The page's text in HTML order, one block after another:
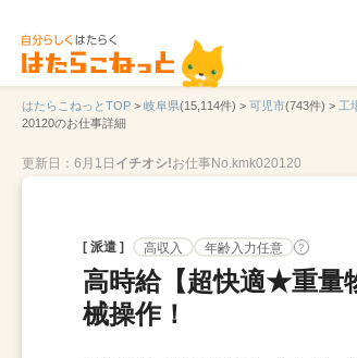
はたらこねっとTOP > 岐阜県(15,114件) > 可児市(743件) > 工
20120のお仕事詳細
更新日：6月1日 イチオシ!お仕事No.kmk020120
[ 派遣 ] 高収入 年齢入力任意 ?
高時給【超快適★重量
械操作！